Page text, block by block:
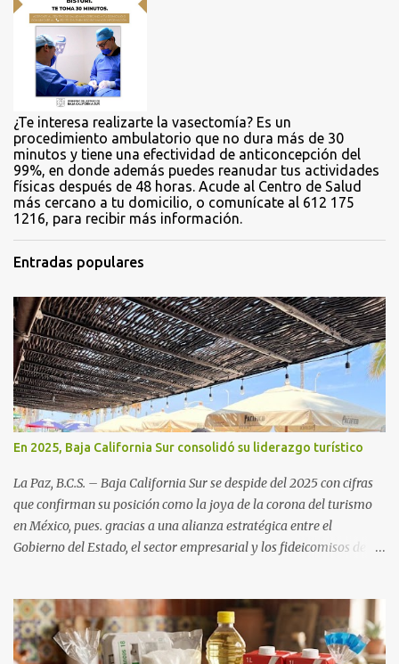
r
o
¿Te interesa realizarte la vasectomía? Es un
procedimiento ambulatorio que no dura más de 30
minutos y tiene una efectividad de anticoncepción del
99%, en donde además puedes reanudar tus actividades
físicas después de 48 horas. Acude al Centro de Salud
más cercano a tu domicilio, o comunícate al 612 175
1216, para recibir más información.
Entradas populares
En 2025, Baja California Sur consolidó su liderazgo turístico
La Paz, B.C.S. – Baja California Sur se despide del 2025 con cifras
que confirman su posición como la joya de la corona del turismo
en México, pues. gracias a una alianza estratégica entre el
Gobierno del Estado, el sector empresarial y los fideicomisos de
una derrama económica sin precedentes. Las proyecciones para
este periodo vacacional son optimistas, con un promedio estatal
que supera el 70% . Sin embargo, la sorpresa del año la ha dado el